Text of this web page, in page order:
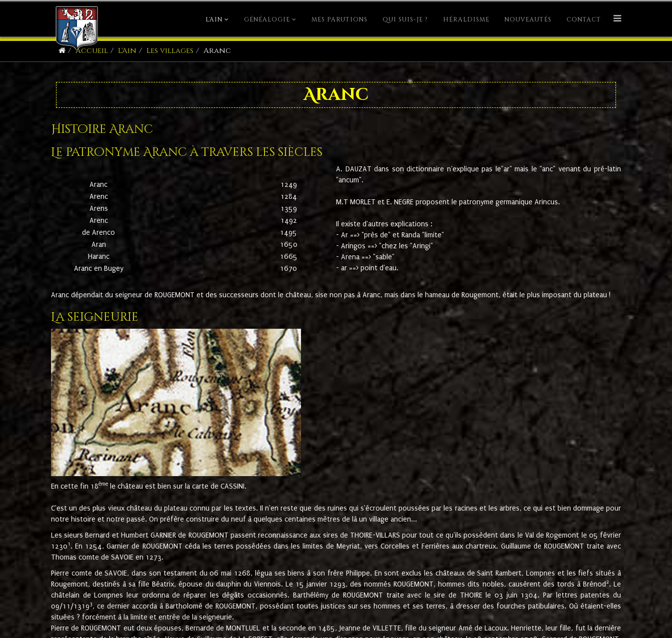
L'AIN GÉNÉALOGIE MES PARUTIONS QUI SUIS-JE ? HÉRALDISME NOUVEAUTÉS CONTACT
Accueil L'Ain Les villages Aranc
Aranc
Histoire Aranc
Le patronyme Aranc à travers les siècles
Aranc
1249
Arenc
1284
Arens
1359
Arenc
1492
de Arenco
1495
Aran
1650
Haranc
1665
Aranc en Bugey
1670
A. DAUZAT dans son dictionnaire n'explique pas le"ar" mais le "anc" venant du pré-latin
"ancum".
M.T MORLET et E. NEGRE proposent le patronyme germanique Arincus.
Il existe d'autres explications :
- Ar ==> "près de" et Randa "limite"
- Aringos ==> "chez les "Aringi"
- Arena ==> "sable"
- ar ==> point d'eau.
Aranc dépendait du seigneur de ROUGEMONT et des successeurs dont le château, sise non pas à Aranc, mais dans le hameau de Rougemont, était le plus imposant du plateau !
La seigneurie
En cette fin 18ème le château est bien sur la carte de CASSINI.
C'est un des plus vieux château du plateau connu par les textes. Il n'en reste que des ruines qui s'écroulent poussées par les racines et les arbres, ce qui est bien dommage pour
notre histoire et notre passé. On préfère construire du neuf à quelques centaines mètres de là un village ancien...
Les sieurs Bernard et Humbert GARNIER de ROUGEMONT passent reconnaissance aux sires de THOIRE-VILLARS pour tout ce qu'ils possèdent dans le Val de Rogemont le 05 février
12301 . En 1254, Garnier de ROUGEMONT céda les terres possédées dans les limites de Meyriat, vers Corcelles et Ferrières aux chartreux. Guillaume de ROUGEMONT traite avec
Thomas comte de SAVOIE en 1273.
Pierre comte de SAVOIE, dans son testament du 06 mai 1268, légua ses biens à son frère Philippe. En sont exclus les châteaux de Saint Rambert, Lompnes et les fiefs situés à
Rougemont, destinés à sa fille Béatrix, épouse du dauphin du Viennois. Le 15 janvier 1293, des nommés ROUGEMONT, hommes dits nobles, causèrent des tords à Brénod 2. Le
châtelain de Lompnes leur ordonna de réparer les dégâts occasionnés. Barthélémy de ROUGEMONT traite avec le sire de THOIRE le 03 juin 1304. Par lettres patentes du
09/11/13193, ce dernier accorda à Bartholomé de ROUGEMONT, possédant toutes justices sur ses hommes et ses terres, à dresser des fourches patibulaires. Où étaient-elles
situées ? forcément à la limite et entrée de la seigneurie.
Pierre de ROUGEMONT eut deux épouses, Bernarde de MONTLUEL et la seconde en 1485, Jeanne de VILLETTE, fille du seigneur Amé de Lacoux. Henriette, leur fille, fut la dernière